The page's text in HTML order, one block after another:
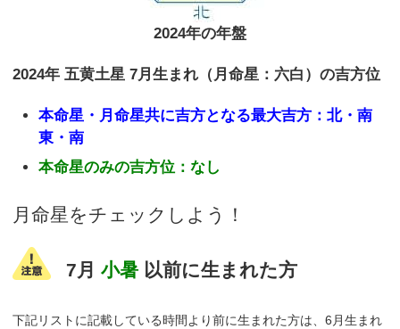
2024年の年盤
2024年 五黄土星 7月生まれ（月命星：六白）の吉方位
本命星・月命星共に吉方となる最大吉方：北・南
東・南
本命星のみの吉方位：なし
月命星をチェックしよう！
7月小暑 以前に生まれた方
下記リストに記載している時間より前に生まれた方は、6月生まれ